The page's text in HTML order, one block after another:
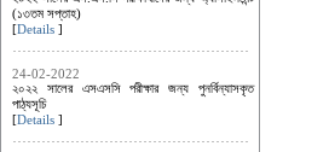
(১৩তম সপ্তাহ)
[Details ]
24-02-2022
২০২২ সালের এসএসসি পরীক্ষার জন্য পুনর্বিন্যাসকৃত
পাঠ্যসূচি
[Details ]